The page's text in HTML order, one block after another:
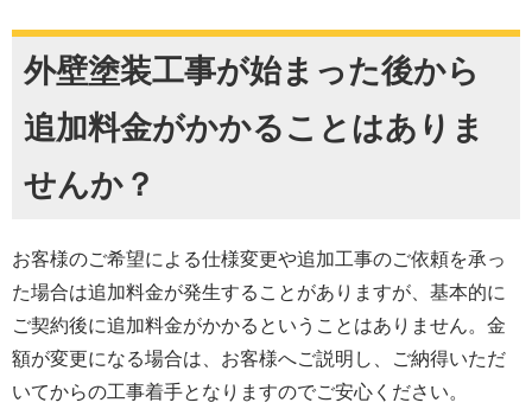
外壁塗装工事が始まった後から
追加料金がかかることはありま
せんか？
お客様のご希望による仕様変更や追加工事のご依頼を承っ
た場合は追加料金が発生することがありますが、基本的に
ご契約後に追加料金がかかるということはありません。金
額が変更になる場合は、お客様へご説明し、ご納得いただ
いてからの工事着手となりますのでご安心ください。